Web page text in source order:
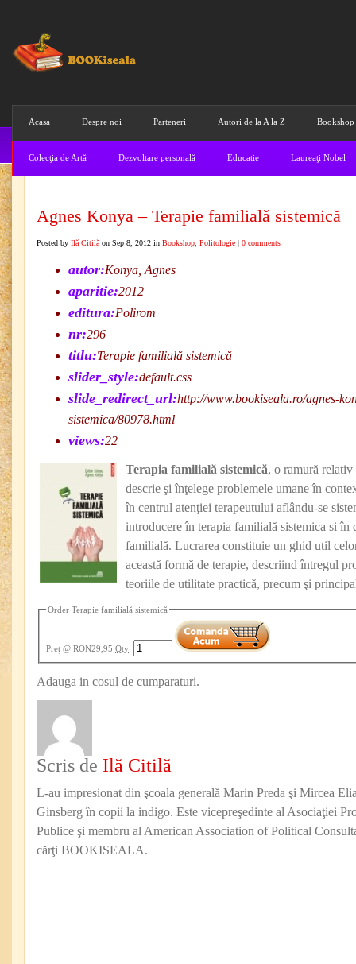
Acasa Despre noi Parteneri Autori de la A la Z Bookshop
Colecţia de Artă Dezvoltare personală Educatie Laureaţi Nobel
Agnes Konya – Terapie familială sistemică
Posted by Ilă Citilă on Sep 8, 2012 in Bookshop Politologie | 0 comments
autor:Konya, Agnes
aparitie:2012
editura:Polirom
nr:296
titlu:Terapie familială sistemică
slider_style:default.css
slide_redirect_url:http://www.bookiseala.ro/agnes-
sistemica/80978.html
views:22
Terapia familială sistemică, o ramură relativ
descrie şi înţelege problemele umane în
în centrul atenţiei terapeutului aflându-se
introducere în terapia familială sistemica si în
familială. Lucrarea constituie un ghid util
această formă de terapie, descriind întregul
teoriile de utilitate practică, precum şi
Order Terapie familială sistemică
Preţ @ RON29,95 Qty:
Adauga in cosul de cumparaturi.
Scris de Ilă Citilă
L-au impresionat din şcoala generală Marin Preda şi Mircea
Ginsberg în copii la indigo. Este vicepreşedinte al Asociaţiei
Publice şi membru al American Association of Political
cărţi BOOKISEALA.